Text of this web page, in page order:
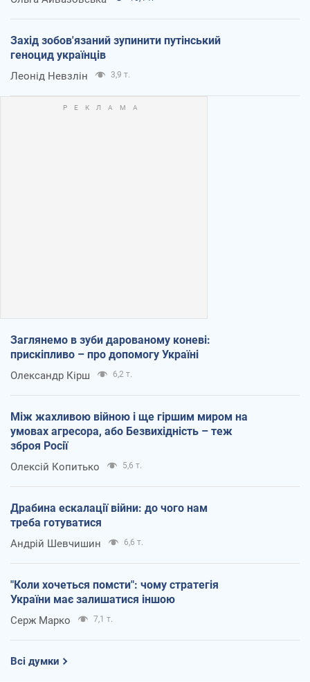
Захід зобов'язаний зупинити путінський
геноцид українців
Леонід Невзлін 3,9 т.
Заглянемо в зуби дарованому коневі:
прискіпливо – про допомогу Україні
Олександр Кірш 6,2 т.
Між жахливою війною і ще гіршим миром на
умовах агресора, або Безвихідність – теж
зброя Росії
Олексій Копитько 5,6 т.
Драбина ескалації війни: до чого нам
треба готуватися
Андрій Шевчишин 6,6 т.
"Коли хочеться помсти": чому стратегія
України має залишатися іншою
Серж Марко 7,1 т.
Всі думки